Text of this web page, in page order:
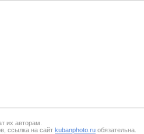
их авторам.
ссылка на сайт kubanphoto.ru обязательна.